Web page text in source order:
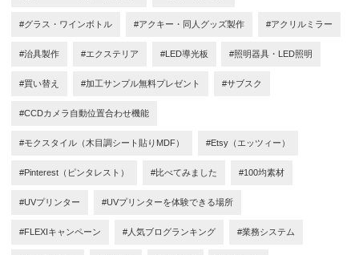
#グラス・ワインボトル #アクキー・同人グッズ製作 #アクリルミラー
#治具製作 #エクステリア #LED導光板 #照明器具・LED照明
#買い替え #加工サンプル無料プレゼント #サブスク
#CCDカメラ自動位置合わせ機能
#モクスタイル（木目調シート貼りMDF） #Etsy（エッツィー）
#Pinterest（ピンタレスト） #比べてみました #100均素材
#UVプリンター #UVプリンターを体験できる場所
#FLEXIキャンペーン #人気ブログランキング #業務システム